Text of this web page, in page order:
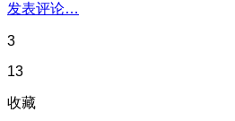
发表评论…
3
13
收藏